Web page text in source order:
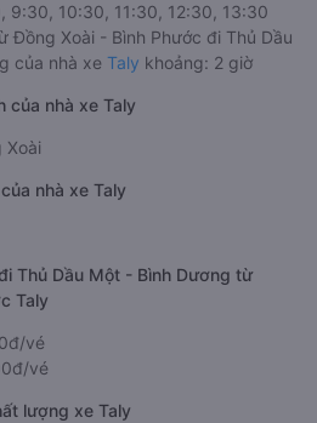
9:30, 10:30, 11:30, 12:30, 13:30
Đồng Xoài - Bình Phước đi Thủ Dầu
của nhà xe Taly khoảng: 2 giờ
của nhà xe Taly
Xoài
nhà xe Taly
Thủ Dầu Một - Bình Dương từ
Taly
vé
vé
lượng xe Taly